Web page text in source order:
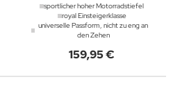
sportlicher hoher Motorradstiefel
royal Einsteigerklasse
universelle Passform, nicht zu eng an
den Zehen
159,95 €